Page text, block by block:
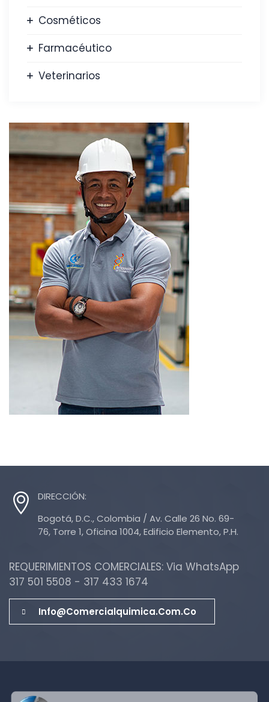
Cosméticos
Farmacéutico
Veterinarios
DIRECCIÓN:
Bogotá, D.C., Colombia / Av. Calle 26 No. 69-
76, Torre 1, Oficina 1004, Edificio Elemento, P.H.
REQUERIMIENTOS COMERCIALES: Via WhatsApp
317 501 5508 - 317 433 1674
Info@comercialquimica.com.co